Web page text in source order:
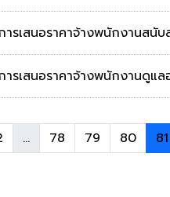
รเสนอราคาจ้างพนักงานสนั
รเสนอราคาจ้างพนักงานดูแ
... 78 79 80 81